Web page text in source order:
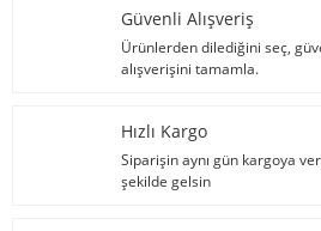
Güvenli Alışveriş
Ürünlerden dilediğini seç,
alışverişini tamamla.
Hızlı Kargo
Siparişin aynı gün kargoya
şekilde gelsin